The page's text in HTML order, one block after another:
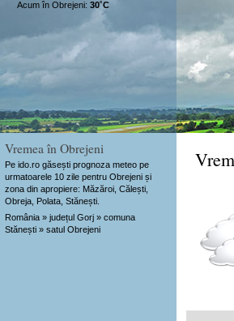
Vremea în Obrejeni
Pe ido.ro găsești prognoza meteo pe
urmatoarele 10 zile pentru Obrejeni și
zona din apropiere: Măzăroi, Călești,
Obreja, Polata, Stănești.
România » județul Gorj » comuna
Stănești » satul Obrejeni
Acum în Obrejeni: 30˚C